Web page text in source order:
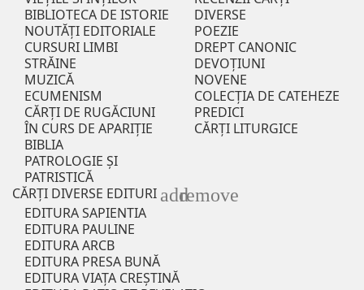
BIBLIOTECA DE ISTORIE
NOUTĂŢI EDITORIALE
CURSURI LIMBI
STRĂINE
MUZICĂ
ECUMENISM
CĂRȚI DE RUGĂCIUNI
ÎN CURS DE APARIŢIE
BIBLIA
PATROLOGIE ȘI
PATRISTICĂ
DIVERSE
POEZIE
DREPT CANONIC
DEVOȚIUNI
NOVENE
COLECȚIA DE CATEHEZE
PREDICI
CĂRȚI LITURGICE
CĂRȚI DIVERSE EDITURI addremove
EDITURA SAPIENTIA
EDITURA PAULINE
EDITURA ARCB
EDITURA PRESA BUNĂ
EDITURA VIAȚA CREȘTINĂ